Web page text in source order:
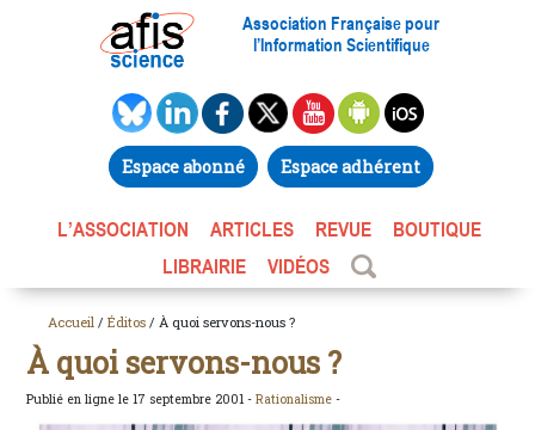
Association Française pour
l’Information Scientifique
Espace abonné Espace adhérent
L’ASSOCIATION ARTICLES REVUE
BOUTIQUE
LIBRAIRIE
VIDÉOS
Accueil / Éditos / À quoi servons-nous ?
À quoi servons-nous ?
Publié en ligne le 17 septembre 2001 -Rationalisme -